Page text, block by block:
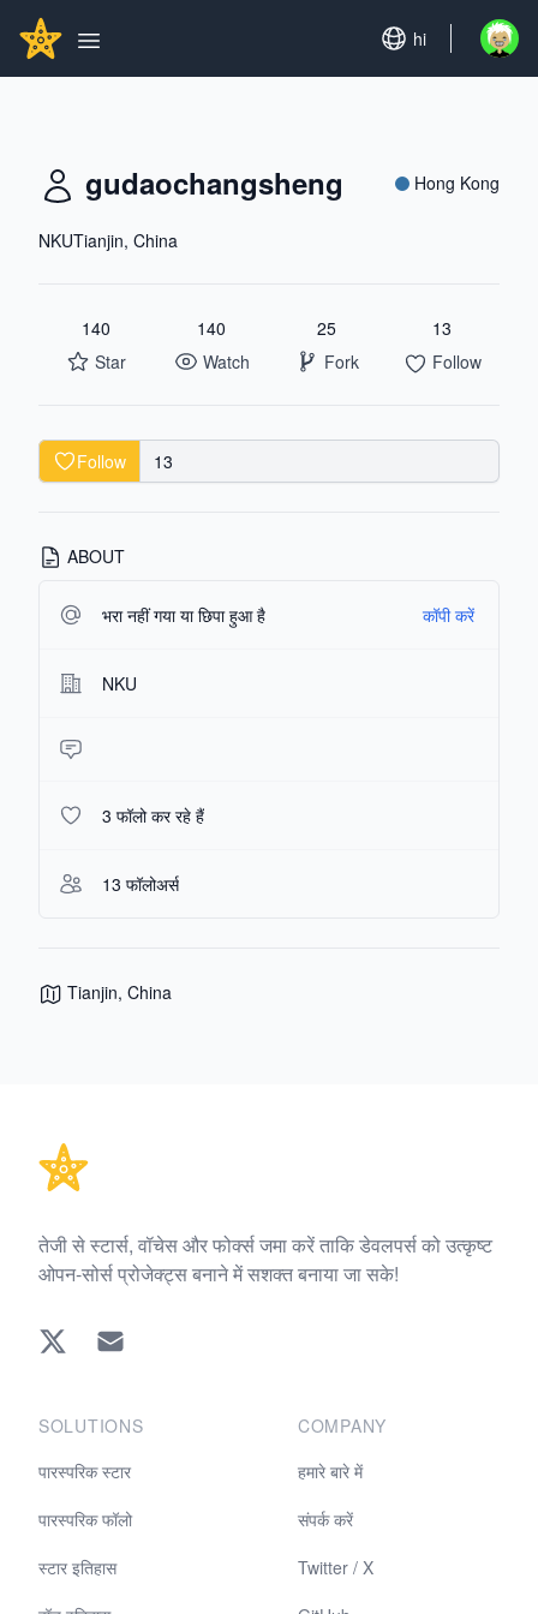
GITHUBSTAR
Open main menu
Set language
hi Open
gudaochangsheng Hong Kong
NKUTianjin, China
140
Star
140
Watch
25
Fork
13
Follow
Follow 13
ABOUT
भरा नहीं गया या छिपा हुआ है कॉपी करें
NKU
3 फॉलो कर रहे हैं
13 फॉलोअर्स
Tianjin, China
तेजी से स्टार्स, वॉचेस और फोर्क्स जमा करें ताकि डेवलपर्स को उत्कृष्ट
ओपन-सोर्स प्रोजेक्ट्स बनाने में सशक्त बनाया जा सके!
Twitter EMAIL
SOLUTIONS
पारस्परिक स्टार
पारस्परिक फॉलो
स्टार इतिहास
COMPANY
हमारे बारे में
संपर्क करें
Twitter / X